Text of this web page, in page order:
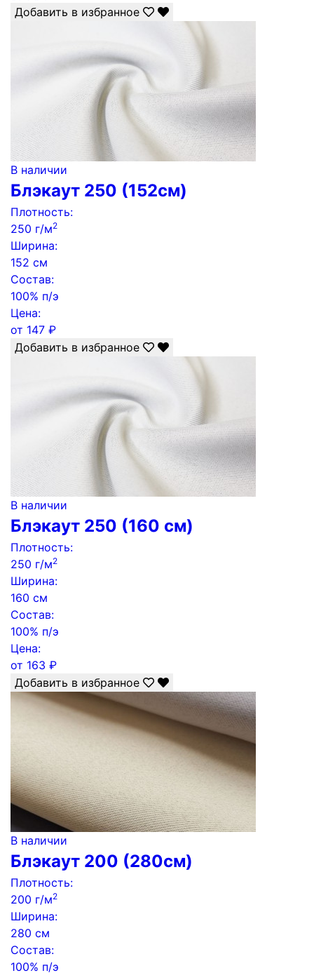
Добавить в избранное
В наличии
Блэкаут 250 (152см)
Плотность:
250 г/м2
Ширина:
152 см
Состав:
100% п/э
Цена:
от 147 ₽
Добавить в избранное
В наличии
Блэкаут 250 (160 см)
Плотность:
250 г/м2
Ширина:
160 см
Состав:
100% п/э
Цена:
от 163 ₽
Добавить в избранное
В наличии
Блэкаут 200 (280см)
Плотность:
200 г/м2
Ширина:
280 см
Состав:
100% п/э